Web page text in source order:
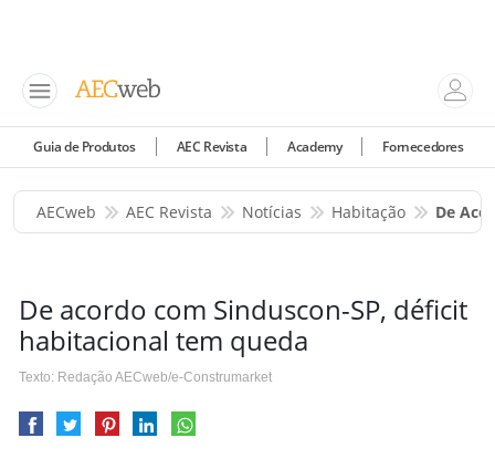
Guia de Produtos AEC Revista Academy Fornecedores
AECweb AEC Revista Notícias Habitação De
De acordo com Sinduscon-SP, déficit
habitacional tem queda
Texto: Redação AECweb/e-Construmarket